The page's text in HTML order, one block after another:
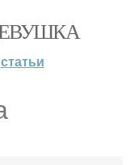
статьи